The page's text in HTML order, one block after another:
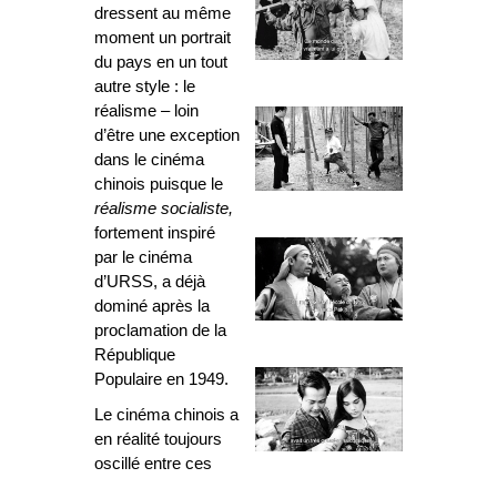
dressent au même
moment un portrait
du pays en un tout
autre style : le
réalisme – loin
d’être une exception
dans le cinéma
chinois puisque le
réalisme socialiste,
fortement inspiré
par le cinéma
d’URSS, a déjà
dominé après la
proclamation de la
République
Populaire en 1949.
Le cinéma chinois a
en réalité toujours
oscillé entre ces